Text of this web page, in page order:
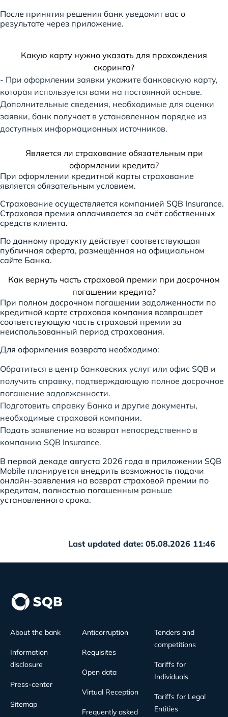
После принятия решения банк уведомит вас о
результате через приложение.
Какую карту нужно указать для прохождения
скоринга?
- При оформлении заявки укажите банковскую карту,
которая используется вами на постоянной основе.
Дополнительные сведения, необходимые для оценки
заявки, банк получает в установленном порядке из
доступных информационных источников.
Является ли страхование обязательным при
оформлении кредита?
При оформлении кредитной карты страхование
является обязательным условием.
Страхование осуществляется компанией SQB Insurance.
Страховая премия оплачивается за счёт собственных
средств клиента.
По данному продукту действует соответствующая
публичная оферта, размещённая на официальном
сайте Банка.
Как вернуть часть страховой премии при досрочном
погашении кредита?
При полном досрочном погашении задолженности по
кредитной карте страховая компания возвращает
соответствующую часть страховой премии за
неиспользованный период страхования.
Для оформления возврата необходимо:
Обратиться в центр банковских услуг или офис SQB и
получить справку, подтверждающую полное досрочное
погашение задолженности.
Подготовить справку Банка и другие документы,
необходимые страховой компании.
Подать заявление на возврат непосредственно в
компанию SQB Insurance.
В первой декаде августа 2026 года в приложении SQB
Mobile планируется внедрить возможность подачи
онлайн-заявления на возврат страховой премии по
кредитам, полностью погашенным раньше
установленного срока.
Last updated date: 05.08.2026 11:46
About the bank
Information
disclosure
Press-center
Sitemap
Anticorruption
Requisites
Open data
Virtual Reception
Frequently asked
Tenders and
competitions
Tariffs for
Individuals
Tariffs for Legal
Entities